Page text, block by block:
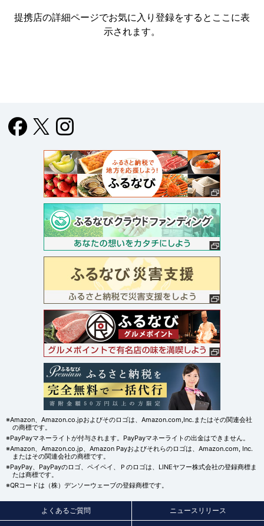
提携店の詳細ページでお気に入り登録をすると ここに表
示されます。
※Amazon、Amazon.co.jpおよびそのロゴは、Amazon.com,Inc.またはその関連会社
の商標です。
※PayPayマネーライトが付与されます。PayPayマネーライトの出金はできません。
※Amazon、Amazon.co.jp、Amazon Payおよびそれらのロゴは、Amazon.com, Inc.
またはその関連会社の商標です。
※PayPay、PayPayのロゴ、ペイペイ、Ｐのロゴは、LINEヤフー株式会社の登録商標ま
たは商標です。
※QRコードは（株）デンソーウェーブの登録商標です。
よくあるご質問 ニュースリリース